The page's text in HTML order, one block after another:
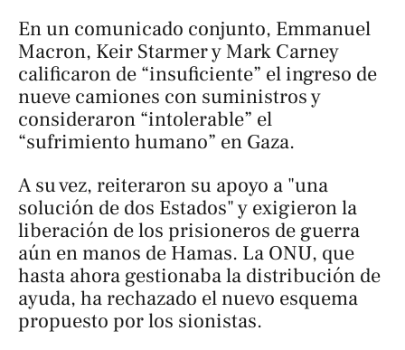
En un comunicado conjunto, Emmanuel
Macron, Keir Starmer y Mark Carney
calificaron de “insuficiente” el ingreso de
nueve camiones con suministros y
consideraron “intolerable” el
“sufrimiento humano” en Gaza.
A su vez, reiteraron su apoyo a "una
solución de dos Estados" y exigieron la
liberación de los prisioneros de guerra
aún en manos de Hamas. La ONU, que
hasta ahora gestionaba la distribución de
ayuda, ha rechazado el nuevo esquema
propuesto por los sionistas.